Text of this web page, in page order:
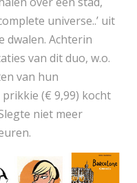
universe..’ uit
dwalen. Achterin
van dit duo, w.o.
van hun
(€ 9,99) kocht
niet meer